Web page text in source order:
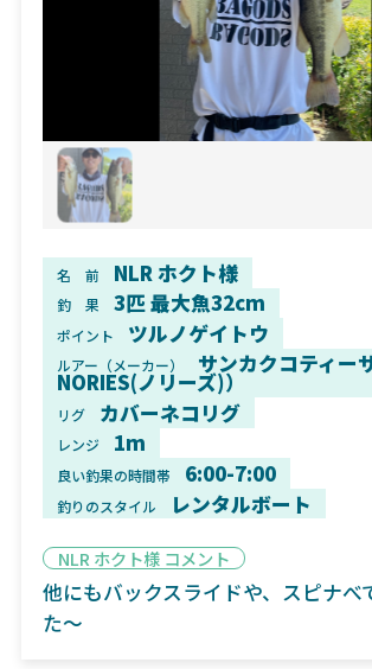
名 前 NLR ホクト様
釣 果 3匹 最大魚32cm
ポイント ツルノゲイトウ
ルアー（メーカー） サンカクコティー
NORIES(ノリーズ)）
リグ カバーネコリグ
レンジ 1m
良い釣果の時間帯 6:00-7:00
釣りのスタイル レンタルボート
NLR ホクト様 コメント
他にもバックスライドや、スピナべ
た〜